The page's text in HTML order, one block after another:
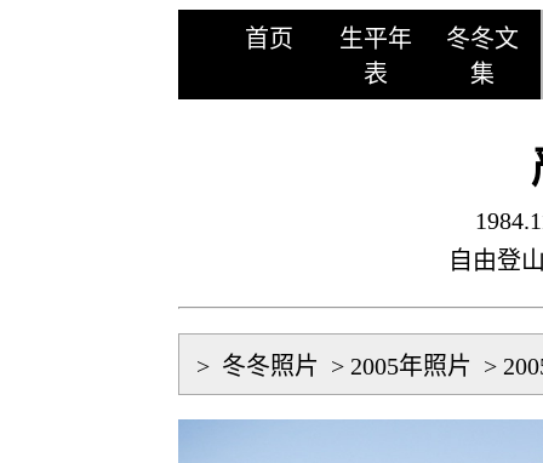
首页
生平年
表
冬冬文
集
自由登
> 冬冬照片 > 2005年照片 >